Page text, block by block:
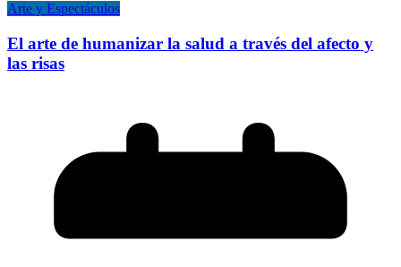
Arte y Espectáculos
El arte de humanizar la salud a través del afecto y
las risas